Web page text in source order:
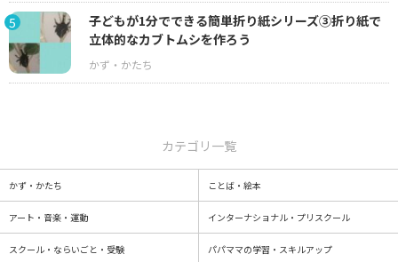
5
子どもが1分でできる簡単折り紙シリーズ③折り紙で
立体的なカブトムシを作ろう
カテゴリ一覧
かず・かたち ことば・絵本
アート・音楽・運動 インターナショナル・プリスクール
スクール・ならいごと・受験 パパママの学習・スキルアップ